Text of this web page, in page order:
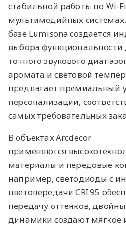
стабильной работы по Wi-
мультимедийных
базе Lumisona создается
выбора функциональности
точного звукового
аромата и световой
предлагает премиальный
персонализации,
самых требовательных
В объектах Arcdecor
применяются
материалы и передовые
например, светодиоды с
цветопередачи CRI 95
передачу оттенков,
динамики создают мягкое